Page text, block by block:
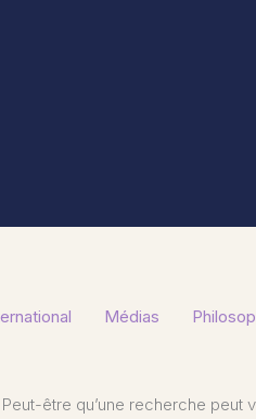
Médias
être qu’une recherche peut